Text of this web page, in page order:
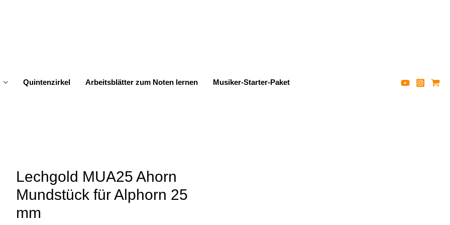
Quintenzirkel Arbeitsblätter zum Noten lernen Musiker-Starter-Paket
Lechgold MUA25 Ahorn
Mundstück für Alphorn 25
mm